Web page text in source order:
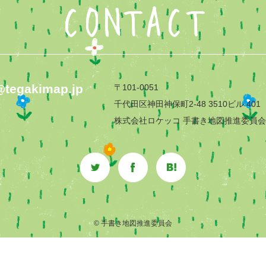
CONTACT
〒101-0051
千代田区神田神保町2-48 3510ビル 401
株式会社ロケッコ 手書き地図推進委員
© 手書き地図推進委員会